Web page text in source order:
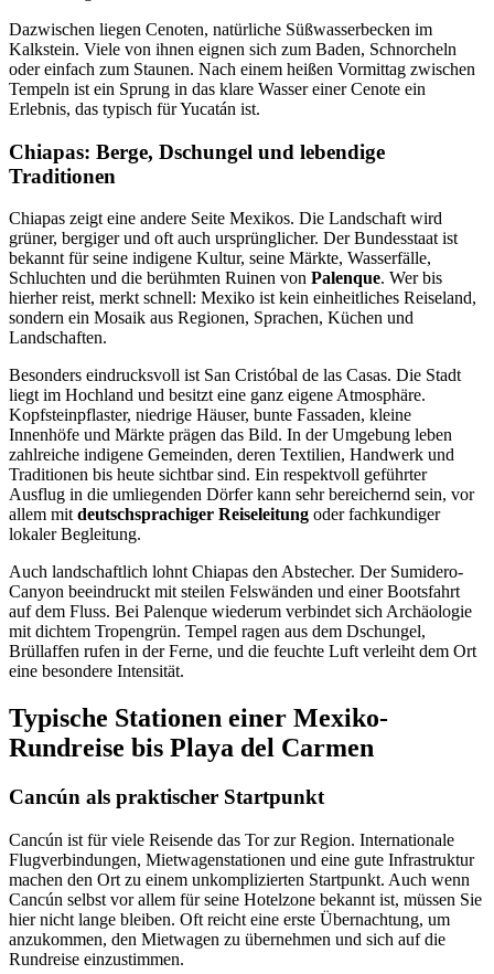
Dazwischen liegen Cenoten, natürliche Süßwasserbecken im
Kalkstein. Viele von ihnen eignen sich zum Baden, Schnorcheln
oder einfach zum Staunen. Nach einem heißen Vormittag zwischen
Tempeln ist ein Sprung in das klare Wasser einer Cenote ein
Erlebnis, das typisch für Yucatán ist.
Chiapas: Berge, Dschungel und lebendige
Traditionen
Chiapas zeigt eine andere Seite Mexikos. Die Landschaft wird
grüner, bergiger und oft auch ursprünglicher. Der Bundesstaat ist
bekannt für seine indigene Kultur, seine Märkte, Wasserfälle,
Schluchten und die berühmten Ruinen von Palenque. Wer bis
hierher reist, merkt schnell: Mexiko ist kein einheitliches Reiseland,
sondern ein Mosaik aus Regionen, Sprachen, Küchen und
Landschaften.
Besonders eindrucksvoll ist San Cristóbal de las Casas. Die Stadt
liegt im Hochland und besitzt eine ganz eigene Atmosphäre.
Kopfsteinpflaster, niedrige Häuser, bunte Fassaden, kleine
Innenhöfe und Märkte prägen das Bild. In der Umgebung leben
zahlreiche indigene Gemeinden, deren Textilien, Handwerk und
Traditionen bis heute sichtbar sind. Ein respektvoll geführter
Ausflug in die umliegenden Dörfer kann sehr bereichernd sein, vor
allem mitdeutschsprachiger Reiseleitung oder fachkundiger
lokaler Begleitung.
Auch landschaftlich lohnt Chiapas den Abstecher. Der Sumidero-
Canyon beeindruckt mit steilen Felswänden und einer Bootsfahrt
auf dem Fluss. Bei Palenque wiederum verbindet sich Archäologie
mit dichtem Tropengrün. Tempel ragen aus dem Dschungel,
Brüllaffen rufen in der Ferne, und die feuchte Luft verleiht dem Ort
eine besondere Intensität.
Typische Stationen einer Mexiko-
Rundreise bis Playa del Carmen
Cancún als praktischer Startpunkt
Cancún ist für viele Reisende das Tor zur Region. Internationale
Flugverbindungen, Mietwagenstationen und eine gute Infrastruktur
machen den Ort zu einem unkomplizierten Startpunkt. Auch wenn
Cancún selbst vor allem für seine Hotelzone bekannt ist, müssen Sie
hier nicht lange bleiben. Oft reicht eine erste Übernachtung, um
anzukommen, den Mietwagen zu übernehmen und sich auf die
Rundreise einzustimmen.